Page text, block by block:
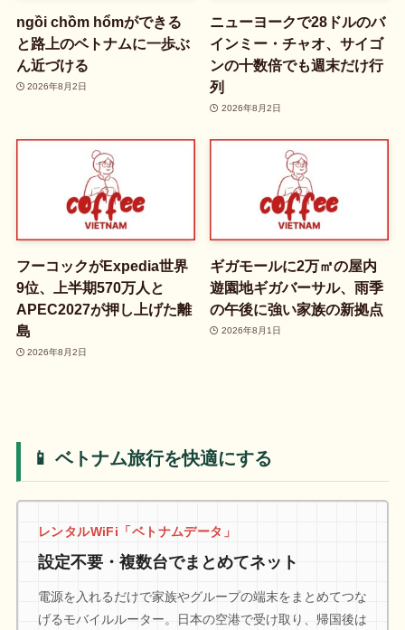
ngồi chồm hổmができる
と路上のベトナムに一歩ぶ
ん近づける
2026年8月2日
ニューヨークで28ドルのバ
インミー・チャオ、サイゴ
ンの十数倍でも週末だけ行
列
2026年8月2日
フーコックがExpedia世界
9位、上半期570万人と
APEC2027が押し上げた離
島
2026年8月2日
ギガモールに2万㎡の屋内
遊園地ギガバーサル、雨季
の午後に強い家族の新拠点
2026年8月1日
📱 ベトナム旅行を快適にする
レンタルWiFi「ベトナムデータ」
設定不要・複数台でまとめてネット
電源を入れるだけで家族やグループの端末をまとめてつな
げるモバイルルーター。日本の空港で受け取り、帰国後は